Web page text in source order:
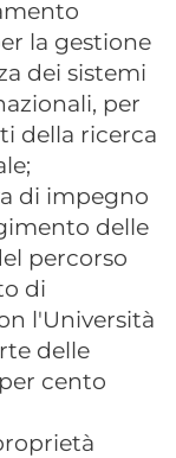
la gestione
dei sistemi
per
della ricerca
di impegno
delle
percorso
di
l'Università
delle
cento